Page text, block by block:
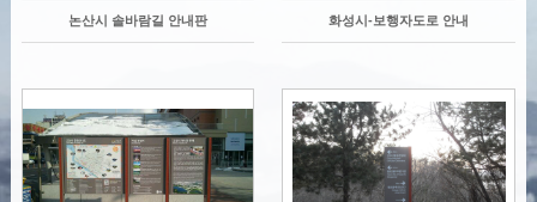
논산시 솔바람길 안내판 화성시-보행자도로 안내